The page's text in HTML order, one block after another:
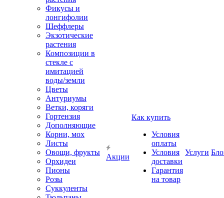
Фикусы и
лонгифолии
Шеффлеры
Экзотические
растения
Композиции в
стекле с
имитацией
воды/земли
Цветы
Антуриумы
Ветки, коряги
Гортензия
Дополняющие
Корни, мох
Листы
Овощи, фрукты
Орхидеи
Пионы
Розы
Суккуленты
Акции
Как купить
Условия
оплаты
Условия
доставки
Гарантия
на товар
Услуги